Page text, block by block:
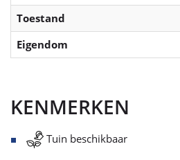
Toestand
Eigendom
KENMERKEN
Tuin beschikbaar